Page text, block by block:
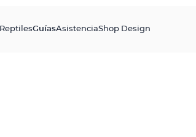
ReptilesGuíasAsistenciaShop Design